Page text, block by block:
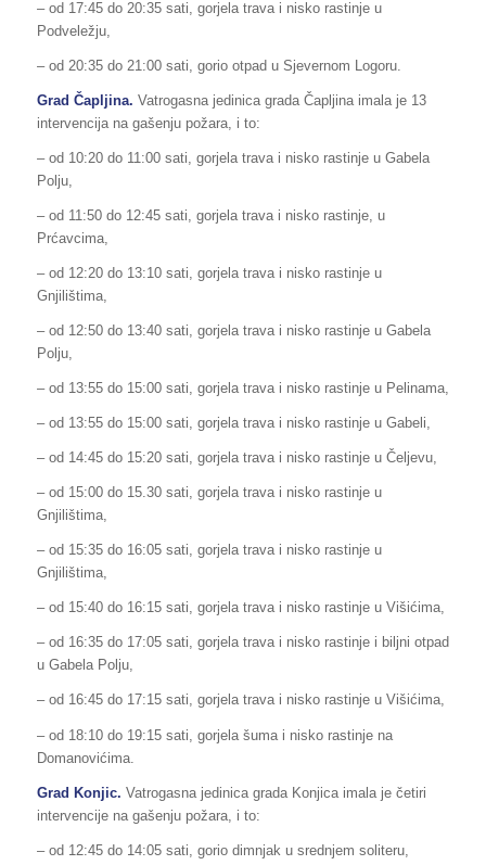
– od 17:45 do 20:35 sati, gorjela trava i nisko rastinje u
Podveležju,
– od 20:35 do 21:00 sati, gorio otpad u Sjevernom Logoru.
Grad Čapljina. Vatrogasna jedinica grada Čapljina imala je 13
intervencija na gašenju požara, i to:
– od 10:20 do 11:00 sati, gorjela trava i nisko rastinje u Gabela
Polju,
– od 11:50 do 12:45 sati, gorjela trava i nisko rastinje, u
Prćavcima,
– od 12:20 do 13:10 sati, gorjela trava i nisko rastinje u
Gnjilištima,
– od 12:50 do 13:40 sati, gorjela trava i nisko rastinje u Gabela
Polju,
– od 13:55 do 15:00 sati, gorjela trava i nisko rastinje u Pelinama,
– od 13:55 do 15:00 sati, gorjela trava i nisko rastinje u Gabeli,
– od 14:45 do 15:20 sati, gorjela trava i nisko rastinje u Čeljevu,
– od 15:00 do 15.30 sati, gorjela trava i nisko rastinje u
Gnjilištima,
– od 15:35 do 16:05 sati, gorjela trava i nisko rastinje u
Gnjilištima,
– od 15:40 do 16:15 sati, gorjela trava i nisko rastinje u Višićima,
– od 16:35 do 17:05 sati, gorjela trava i nisko rastinje i biljni otpad
u Gabela Polju,
– od 16:45 do 17:15 sati, gorjela trava i nisko rastinje u Višićima,
– od 18:10 do 19:15 sati, gorjela šuma i nisko rastinje na
Domanovićima.
Grad Konjic. Vatrogasna jedinica grada Konjica imala je četiri
intervencije na gašenju požara, i to:
– od 12:45 do 14:05 sati, gorio dimnjak u srednjem soliteru,